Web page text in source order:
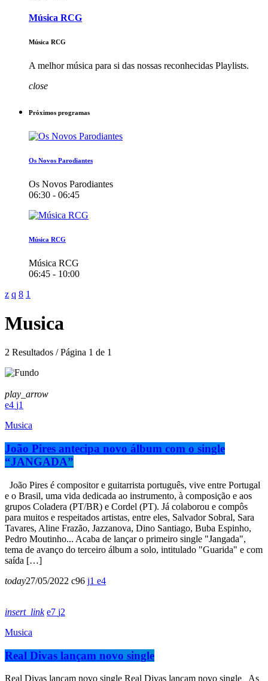
Música RCG
Música RCG
A melhor música para si das nossas reconhecidas Playlists.
close
Próximos programas
Os Novos Parodiantes
Os Novos Parodiantes
06:30 - 06:45
Música RCG
Música RCG
06:45 - 10:00
Musica
2 Resultados / Página 1 de 1
play_arrow
4 1
Musica
João Pires antecipa novo álbum com o single
“JANGADA”
João Pires é compositor e guitarrista português, vive entre Portugal
e o Brasil, uma vida dedicada ao instrumento, à composição e aos
grupos Coladera (PT/BR) e Cordel (PT). Já colaborou e compôs
para muitos e respeitados artistas, entre eles, Salvador Sobral, Sara
Tavares, Aline Frazão, Jazzanova, Dino Santiago, Buba Espinho,
Pedro Moutinho... Acaba de lançar o primeiro single "Jangada",
tema de avanço do terceiro álbum a solo, intitulado "Guarida" e com
saída […]
today27/05/2022 96 1 4
insert_link 7 2
Musica
Real Divas lançam novo single
Real Divas lançam novo single Real Divas lançam novo single As